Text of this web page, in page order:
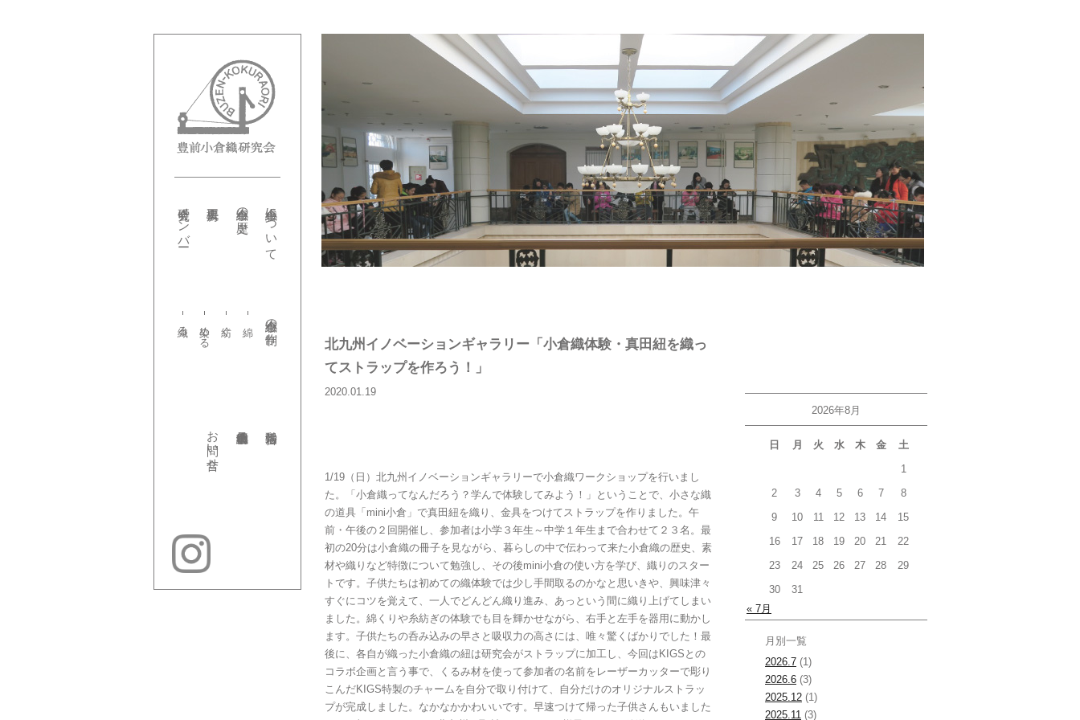
小倉織について
小倉織の歴史
研究会メンバー
小倉織の制作
紡ぐ
染める
織る
お問い合せ
北九州イノベーションギャラリー「小倉織体験・真田紐を織っ
てストラップを作ろう！」
2020.01.19
1/19（日）北九州イノベーションギャラリーで小倉織ワークショップを行いまし
た。「小倉織ってなんだろう？学んで体験してみよう！」ということで、小さな織
の道具「mini小倉」で真田紐を織り、金具をつけてストラップを作りました。午
前・午後の２回開催し、参加者は小学３年生～中学１年生まで合わせて２３名。最
初の20分は小倉織の冊子を見ながら、暮らしの中で伝わって来た小倉織の歴史、素
材や織りなど特徴について勉強し、その後mini小倉の使い方を学び、織りのスター
トです。子供たちは初めての織体験では少し手間取るのかなと思いきや、興味津々
すぐにコツを覚えて、一人でどんどん織り進み、あっという間に織り上げてしまい
ました。綿くりや糸紡ぎの体験でも目を輝かせながら、右手と左手を器用に動かし
ます。子供たちの呑み込みの早さと吸収力の高さには、唯々驚くばかりでした！最
後に、各自が織った小倉織の紐は研究会がストラップに加工し、今回はKIGSとの
コラボ企画と言う事で、くるみ材を使って参加者の名前をレーザーカッターで彫り
こんだKIGS特製のチャームを自分で取り付けて、自分だけのオリジナルストラッ
プが完成しました。なかなかかわいいです。早速つけて帰った子供さんもいました
2026年8月
日 月 火 水 木 金 土
« 7月
1
2
3 4 5 6 7
8
9
10 11 12 13 14
15
16
17 18 19 20 21
22
23
24 25 26 27 28
29
30
31
月別一覧
2026.7 (1)
2026.6 (3)
2025.12 (1)
2025.11 (3)